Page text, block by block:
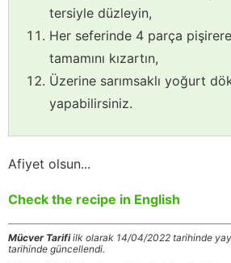
tersiyle düzleyin,
Her seferinde 4 parça
tamamını kızartın,
Üzerine sarımsaklı yoğurt
yapabilirsiniz.
Afiyet olsun...
Check the recipe in English
Mücver Tarifiilk olarak 14/04/2022 tarihinde
tarihinde güncellendi.